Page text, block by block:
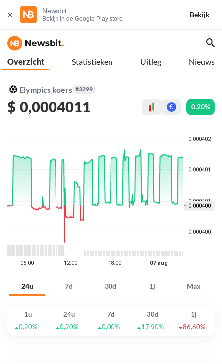
Newsbit
Bekijk in de Google Play store
Bekijk
Overzicht Statistieken Uitleg Nieuws
Elympics koers #3299
$ 0,0004011 € 0,20%
24u 7d 30d 1j Max
1u 24u 7d 30d
1j
0,20%
0,20% 0,00% 17,90% 86,60%